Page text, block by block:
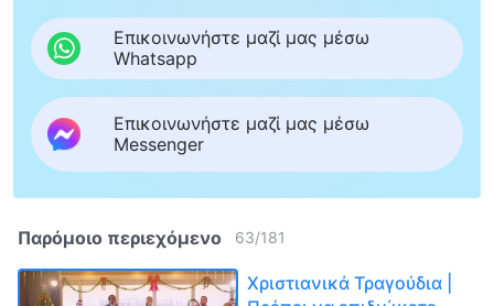
Επικοινωνήστε μαζί μας μέσω
Whatsapp
Επικοινωνήστε μαζί μας μέσω
Messenger
Παρόμοιο περιεχόμενο 63/181
Χριστιανικά Τραγούδια |